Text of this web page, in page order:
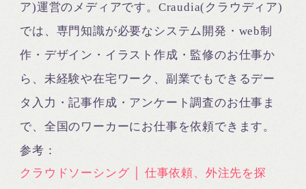
ア)運営のメディアです。Craudia(クラウディア)
では、専門知識が必要なシステム開発・web制
作・デザイン・イラスト作成・監修のお仕事か
ら、未経験や在宅ワーク、副業でもできるデー
タ入力・記事作成・アンケート調査のお仕事ま
で、全国のワーカーにお仕事を依頼できます。
参考：
クラウドソーシング │ 仕事依頼、外注先を探